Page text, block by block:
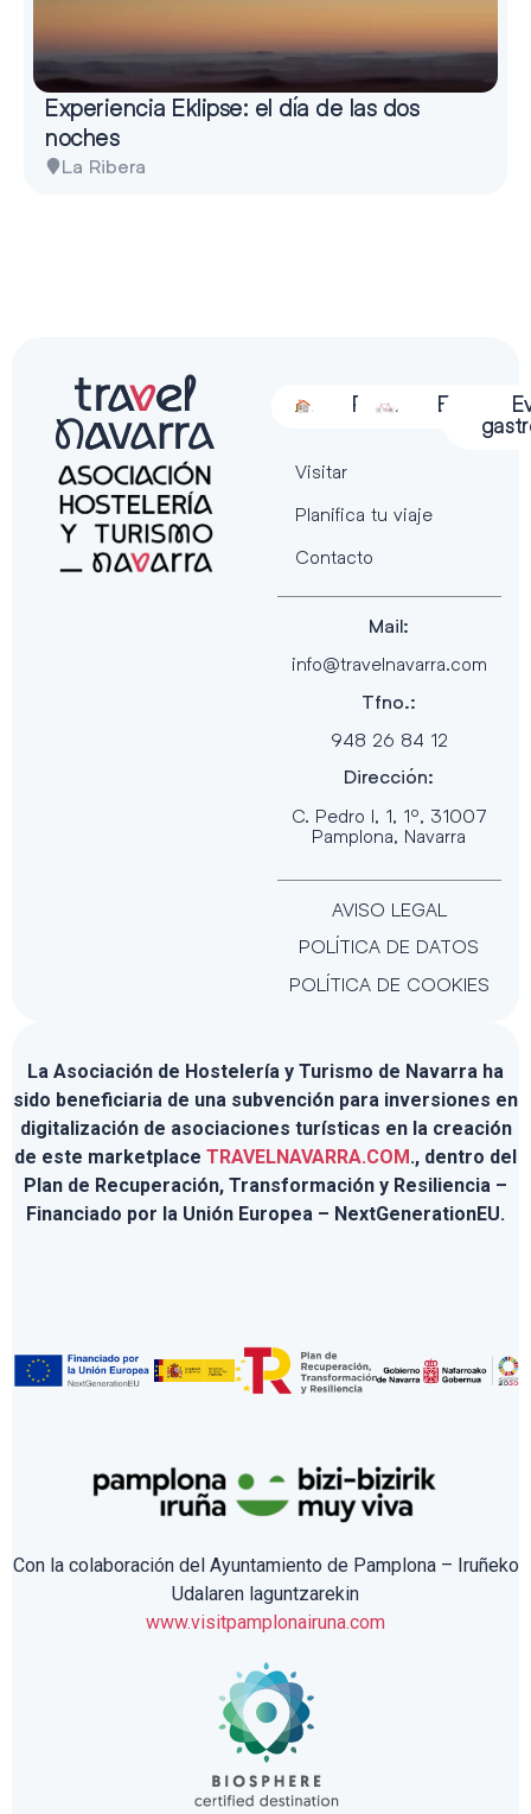
Experiencia Eklipse: el día de las dos
noches
La Ribera
Alojamiento
Restauración
Actividades
Visitar
Planifica tu viaje
Contacto
Mail:
info@travelnavarra.com
Tfno.:
948 26 84 12
Dirección:
C. Pedro I, 1, 1º, 31007
Pamplona, Navarra
AVISO LEGAL
POLÍTICA DE DATOS
POLÍTICA DE COOKIES
La Asociación de Hostelería y Turismo de Navarra ha
sido beneficiaria de una subvención para inversiones en
digitalización de asociaciones turísticas en la creación
de este marketplace TRAVELNAVARRA.COM ., dentro del
Plan de Recuperación, Transformación y Resiliencia –
Financiado por la Unión Europea – NextGenerationEU.
Con la colaboración del Ayuntamiento de Pamplona – Iruñeko
Udalaren laguntzarekin
www.visitpamplonairuna.com